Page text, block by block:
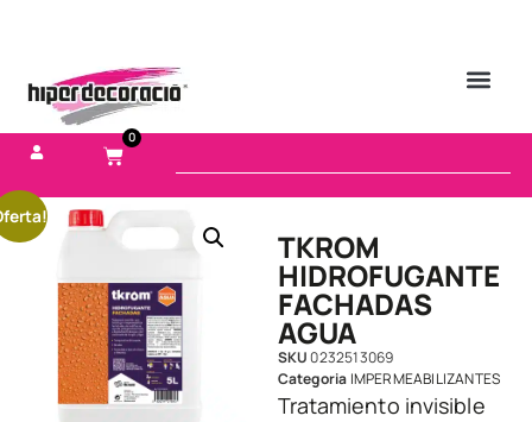
0
TKROM
HIDROFUGANTE
FACHADAS
AGUA
SKU0232513069
Categoria IMPERMEABILIZANTES
Tratamiento invisible